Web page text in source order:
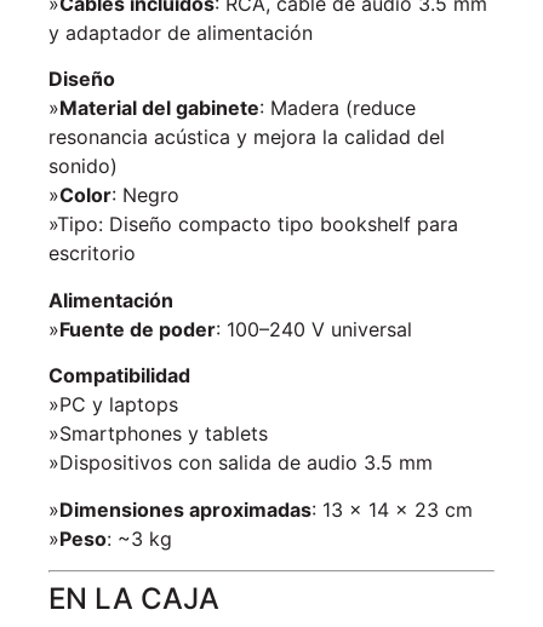
y adaptador de alimentación
Diseño
»Material del gabinete: Madera (reduce
resonancia acústica y mejora la calidad del
sonido)
»Color: Negro
»Tipo: Diseño compacto tipo bookshelf para
escritorio
Alimentación
»Fuente de poder: 100–240 V universal
Compatibilidad
»PC y laptops
»Smartphones y tablets
»Dispositivos con salida de audio 3.5 mm
»Dimensiones aproximadas: 13 × 14 × 23 cm
»Peso: ~3 kg
EN LA CAJA